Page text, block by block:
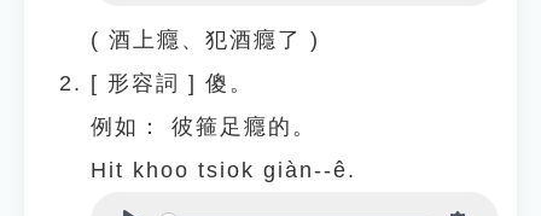
( 酒上癮、犯酒癮了 )
[ 形容詞 ] 傻。
例如：
彼箍足癮的。
Hit khoo tsiok giàn--ê.